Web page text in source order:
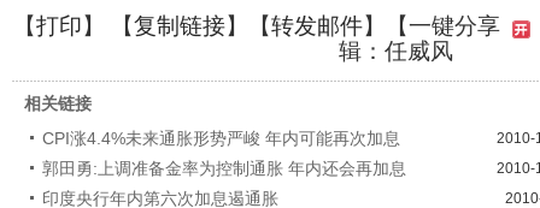
【打印】 【复制链接】【转发邮件】
【一键分享
辑：任威风
相关链接
CPI涨4.4%未来通胀形势严峻 年内可能再次加息
2010-
郭田勇:上调准备金率为控制通胀 年内还会再加息 2010-
印度央行年内第六次加息遏通胀